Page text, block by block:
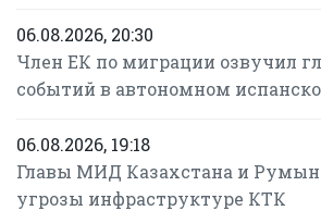
06.08.2026, 20:30
Член ЕК по миграции озвучил
событий в автономном
06.08.2026, 19:18
Главы МИД Казахстана и
угрозы инфраструктуре КТК